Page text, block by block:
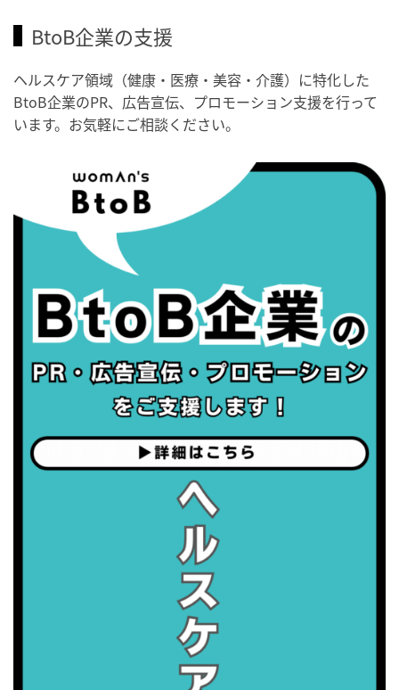
・秋の睡眠の日
・がん征圧月間
・世界アルツハイマー月間
・健康増進普及月間
・職場の健康診断実施強化月間
・世界性の健康デー
2026/09/05(土)
・世界アルツハイマー月間
・健康増進普及月間
・歯ヂカラ探究月間
・職場の健康診断実施強化月間
・がん征圧月間
・世界アルツハイマー月間
・職場の健康診断実施強化月間
BtoB企業の支援
ヘルスケア領域（健康・医療・美容・介護）に特化した
BtoB企業のPR、広告宣伝、プロモーション支援を行って
います。お気軽にご相談ください。